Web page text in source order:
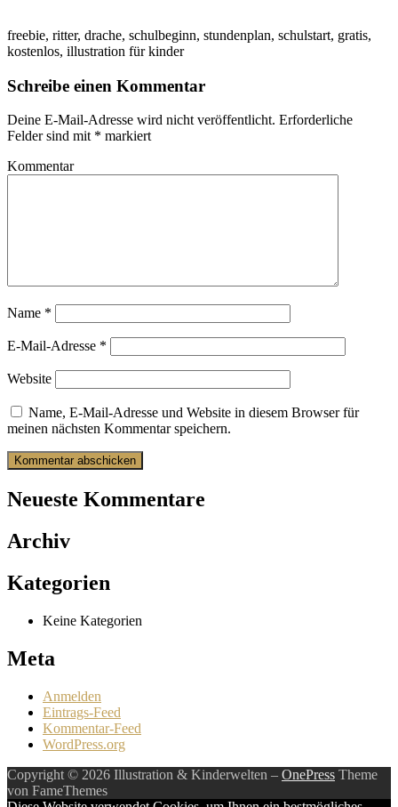
freebie, ritter, drache, schulbeginn, stundenplan, schulstart, gratis,
kostenlos, illustration für kinder
Schreibe einen Kommentar
Deine E-Mail-Adresse wird nicht veröffentlicht. Erforderliche
Felder sind mit * markiert
Kommentar
Name *
E-Mail-Adresse *
Website
Name, E-Mail-Adresse und Website in diesem Browser für
meinen nächsten Kommentar speichern.
Neueste Kommentare
Archiv
Kategorien
Keine Kategorien
Meta
Anmelden
Eintrags-Feed
Kommentar-Feed
WordPress.org
Copyright © 2026 Illustration & Kinderwelten – OnePress Theme
von FameThemes